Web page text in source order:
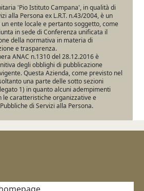
'Pio Istituto Campana', in qualità di
alla Persona ex L.R.T. n.43/2004, è un
ente locale e pertanto soggetto, come
in sede di Conferenza unificata il
della normativa in materia di
e trasparenza.
ANAC n.1310 del 28.12.2016 è
degli obblighi di pubblicazione
Questa Azienda, come previsto nel
una parte delle sotto sezioni
1) in quanto alcuni adempimenti
le caratteristiche organizzative e
di Servizi alla Persona.